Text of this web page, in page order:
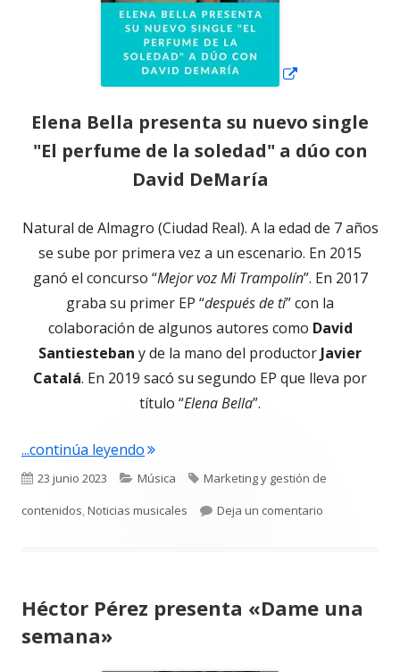
Elena Bella presenta su nuevo single
"El perfume de la soledad" a dúo con
David DeMaría
Natural de Almagro (Ciudad Real). A la edad de 7 años
se sube por primera vez a un escenario. En 2015
ganó el concurso “Mejor voz Mi Trampolín”. En 2017
graba su primer EP “después de ti” con la
colaboración de algunos autores como David
Santiesteban y de la mano del productor Javier
Catalá. En 2019 sacó su segundo EP que lleva por
título “Elena Bella”.
...continúa leyendo"Elena Bella presenta su nuevo
Publicado
el
23 junio 2023 Categorías
Música Etiquetas
Marketing y gestión de
contenidos,Noticias musicales Deja un comentario
Héctor Pérez presenta «Dame una
semana»